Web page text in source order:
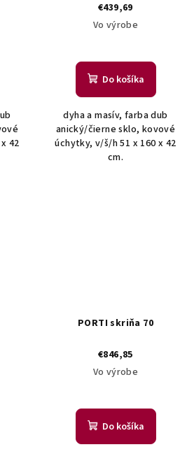
42
€439,69
Vo výrobe
Do košíka
dyha a masív, farba dub
anický/čierne sklo, kovové
úchytky, v/š/h 51 x 160 x 42
cm.
PORTI skriňa 70
€846,85
Vo výrobe
Do košíka